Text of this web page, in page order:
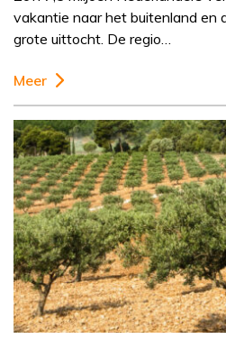
vakantie naar het buitenland en
grote uittocht. De regio…
Meer